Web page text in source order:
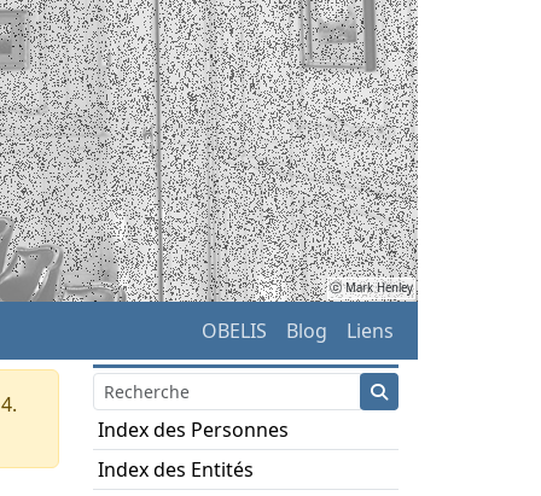
ⓒ Mark Henley
OBELIS Blog Liens
Index des Personnes
Index des Entités